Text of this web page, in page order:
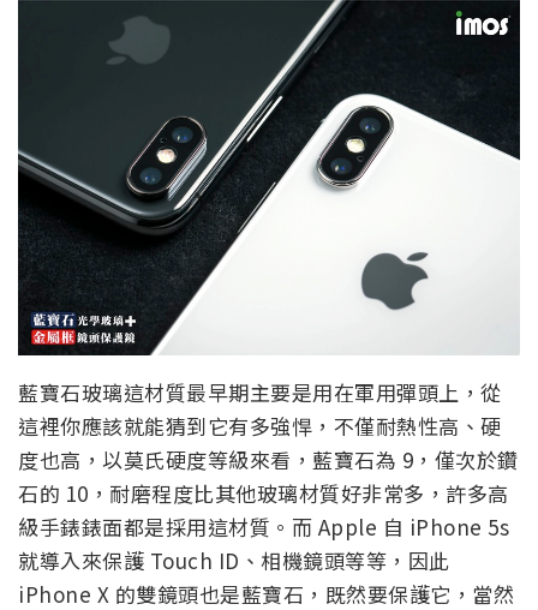
藍寶石玻璃這材質最早期主要是用在軍用彈頭上，從
這裡你應該就能猜到它有多強悍，不僅耐熱性高、硬
度也高，以莫氏硬度等級來看，藍寶石為 9，僅次於鑽
石的 10，耐磨程度比其他玻璃材質好非常多，許多高
級手錶錶面都是採用這材質。而 Apple 自 iPhone 5s
就導入來保護 Touch ID、相機鏡頭等等，因此
iPhone X 的雙鏡頭也是藍寶石，既然要保護它，當然